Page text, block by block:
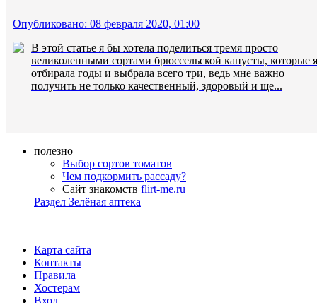
Опубликовано: 08 февраля 2020, 01:00
В этой статье я бы хотела поделиться тремя просто
великолепными сортами брюссельской капусты, которые я
отбирала годы и выбрала всего три, ведь мне важно
получить не только качественный, здоровый и ще...
полезно
Выбор сортов томатов
Чем подкормить рассаду?
Сайт знакомств flirt-me.ru
Раздел Зелёная аптека
Карта сайта
Контакты
Правила
Хостерам
Вход